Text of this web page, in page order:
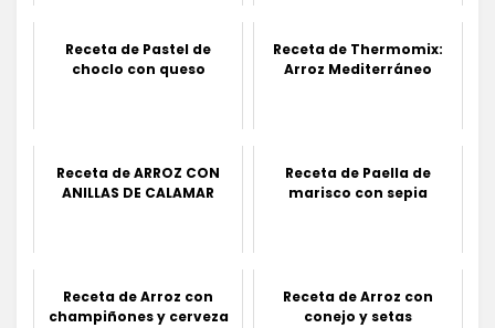
Receta de Pastel de
choclo con queso
Receta de Thermomix:
Arroz Mediterráneo
Receta de ARROZ CON
ANILLAS DE CALAMAR
Receta de Paella de
marisco con sepia
Receta de Arroz con
champiñones y cerveza
Receta de Arroz con
conejo y setas